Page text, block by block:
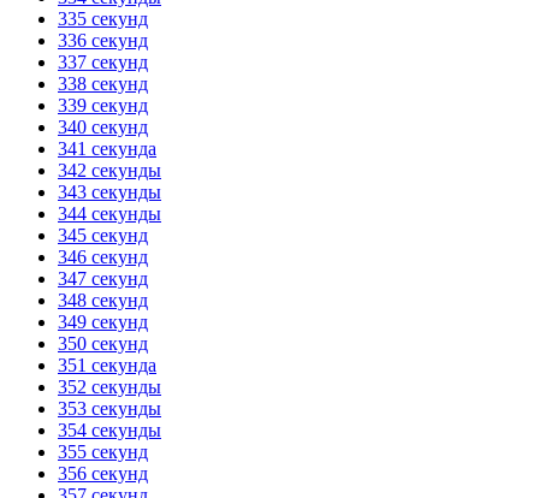
335 секунд
336 секунд
337 секунд
338 секунд
339 секунд
340 секунд
341 секунда
342 секунды
343 секунды
344 секунды
345 секунд
346 секунд
347 секунд
348 секунд
349 секунд
350 секунд
351 секунда
352 секунды
353 секунды
354 секунды
355 секунд
356 секунд